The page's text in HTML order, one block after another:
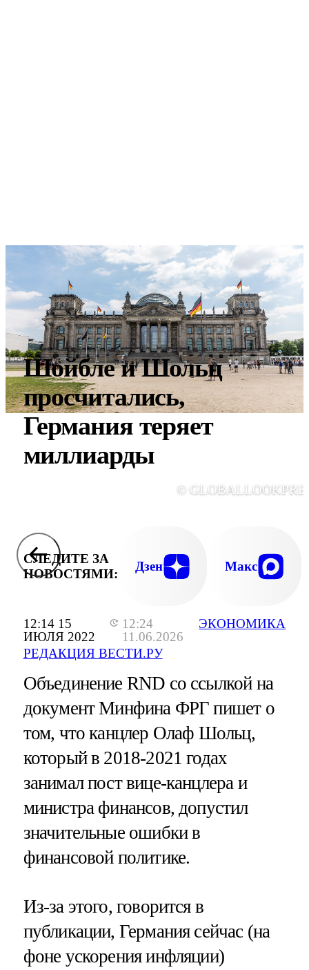
12:14 15
ИЮЛЯ 2022
12:24
11.06.2026
РЕДАКЦИЯ ВЕСТИ.РУ
ЭКОНОМИКА
Шойбле и Шольц
просчитались,
Германия теряет
миллиарды
©
СЛЕДИТЕ ЗА
НОВОСТЯМИ:
Дзен Макс
Объединение RND со ссылкой на
документ Минфина ФРГ пишет о
том, что канцлер Олаф Шольц,
который в 2018-2021 годах
занимал пост вице-канцлера и
министра финансов, допустил
значительные ошибки в
финансовой политике.
Из-за этого, говорится в
публикации, Германия сейчас (на
фоне ускорения инфляции)